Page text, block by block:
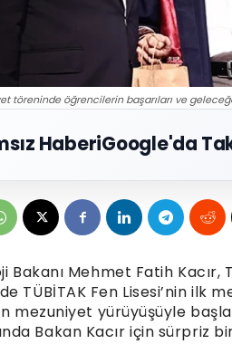
töreninde öğrencilerin başarıları ve
HaberiGoogle'da
Bakanı Mehmet Fatih Kacır,
TÜBİTAK Fen Lisesi’nin ilk
mezuniyet yürüyüşüyle
Bakan Kacır için sürpriz